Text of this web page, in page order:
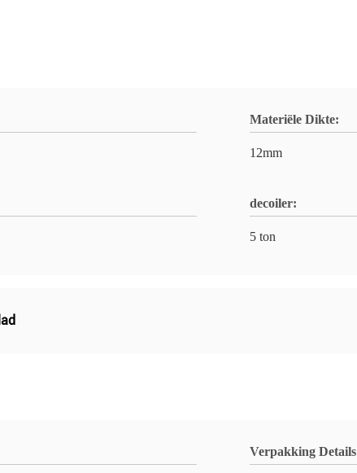
Materiële Dikte:
12mm
decoiler:
5 ton
Verpakking Details